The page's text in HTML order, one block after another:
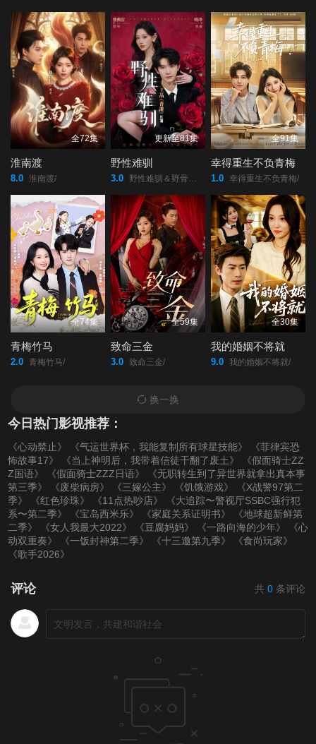
37 38 39
40 41 42
43 44 45
46 47 48
49 50 51
52 53 54
55 56 57
58 59 60
61 62 63
64
全72集
淮南渡
8.0 淮南渡/
更新至81集
野性难驯
3.0 野性难驯＆野骨难驯/
全91集
幸得重生不负青梅
1.0 幸得重生不负青梅/
全74集
青梅竹马
2.0 青梅竹马/
全59集
致命三金
3.0 致命三金/
全30集
我的婚姻不将就
9.0 我的婚姻不将就/
换一换
今日热门影视推荐：
《心动禁止》 《气运世界杯，我能复制所有球星技能》
《菲律宾恐
怖故事17》
《当上神明后，我带着信徒干翻了废土》
《假面骑士ZZ
Z国语》
《假面骑士ZZZ日语》
《无职转生到了异世界就拿出真本事
第三季》
《废柴病房》 《三嫁公主》 《饥饿游戏》
《X战警97第二
季》
《红色珍珠》 《11点热吵店》
《大追踪〜警视厅SSBC强行犯
系〜第二季》
《宝岛西米乐》 《家庭关系证明书》
《地球超新鲜第
二季》
《女人我最大2022》 《豆腐妈妈》 《一路向海的少年》
《心
动双重奏》
《一饭封神第二季》 《十三邀第九季》
《食尚玩家》
《歌手2026》
评论 共 0 条评论